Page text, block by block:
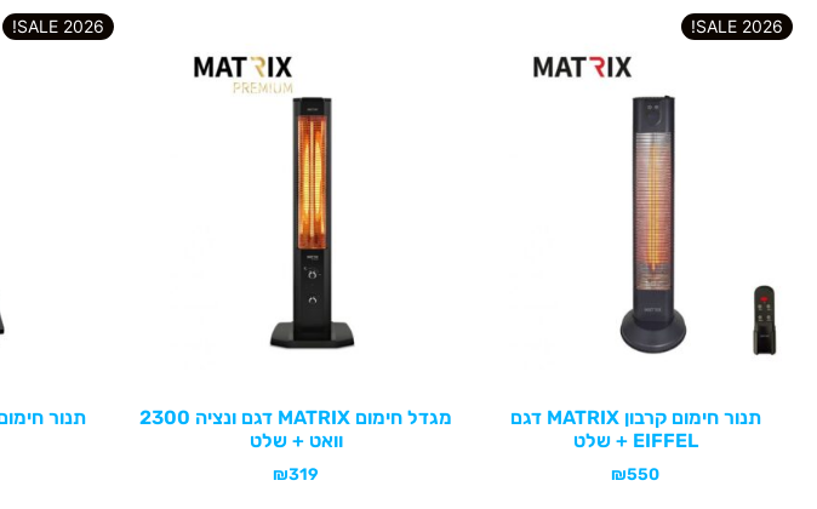
2026 SALE!
תנור חימום קרבון MATRIX דגם
EIFFEL + שלט
₪550
מגדל חימום MATRIX דגם ונציה 2300
וואט + שלט
₪319
2026 SALE!